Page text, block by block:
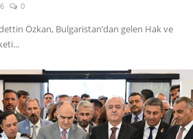
0
Özkan, Bulgaristan’dan gelen Hak ve